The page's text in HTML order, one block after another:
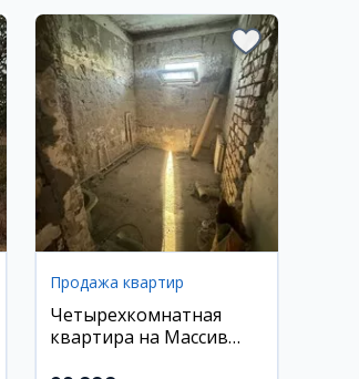
Продажа квартир
Четырехкомнатная
квартира на Массив